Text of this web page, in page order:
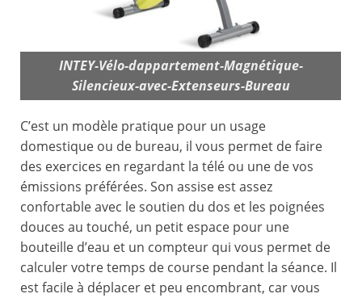
INTEY-Vélo-dappartement-Magnétique-
Silencieux-avec-Extenseurs-Bureau
C’est un modèle pratique pour un usage
domestique ou de bureau, il vous permet de faire
des exercices en regardant la télé ou une de vos
émissions préférées. Son assise est assez
confortable avec le soutien du dos et les poignées
douces au touché, un petit espace pour une
bouteille d’eau et un compteur qui vous permet de
calculer votre temps de course pendant la séance. Il
est facile à déplacer et peu encombrant, car vous